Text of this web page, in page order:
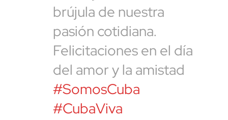
brújula de nuestra
pasión cotidiana.
Felicitaciones en el día
del amor y la amistad
#SomosCuba
#CubaViva